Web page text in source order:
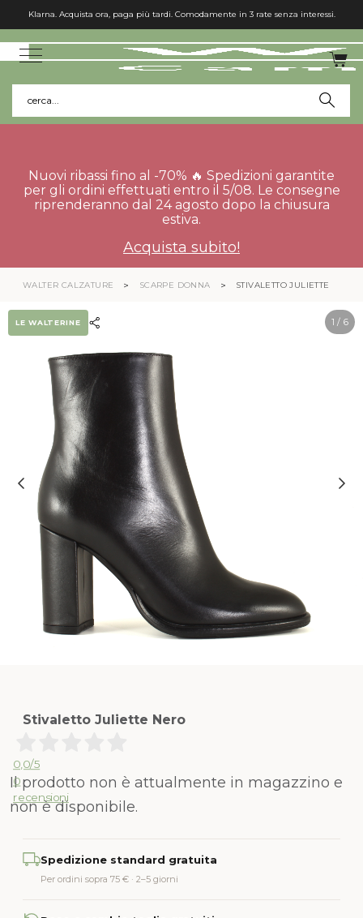
Klarna. Acquista ora, paga più tardi. Comodamente in 3 rate senza interessi.
cerca...
Nuovi ribassi fino al -70% 🔥 Spedizioni garantite
per gli ordini effettuati entro il 5/08. Le consegne
riprenderanno dal 24 agosto dopo la chiusura
estiva.
Acquista subito!
WALTER CALZATURE SCARPE DONNA STIVALETTO JULIETTE
1 / 6
LE WALTERINE
Stivaletto Juliette Nero
0,0/5
0
recensioni
Il prodotto non è attualmente in magazzino e
non è disponibile.
Spedizione standard gratuita
Per ordini sopra 75 € · 2–5 giorni